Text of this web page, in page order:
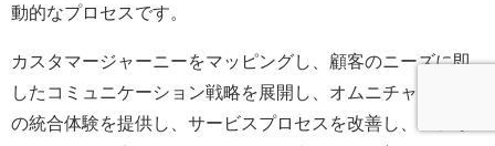
動的なプロセスです。
カスタマージャーニーをマッピングし、顧客のニーズに即
したコミュニケーション戦略を展開し、オムニチャネルで
の統合体験を提供し、サービスプロセスを改善し、パフォ